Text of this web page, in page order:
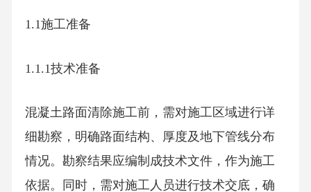
1.1施工准备
1.1.1技术准备
混凝土路面清除施工前，需对施工区域进行详
细勘察，明确路面结构、厚度及地下管线分布
情况。勘察结果应编制成技术文件，作为施工
依据。同时，需对施工人员进行技术交底，确